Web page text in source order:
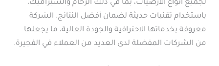
لجميع أنواع الأرضيات، بما في ذلك الرخام والسيراميك،
باستخدام تقنيات حديثة لضمان أفضل النتائج. الشركة
معروفة بخدماتها الاحترافية والجودة العالية، ما يجعلها
من الشركات المفضلة لدى العديد من العملاء في الفجيرة.